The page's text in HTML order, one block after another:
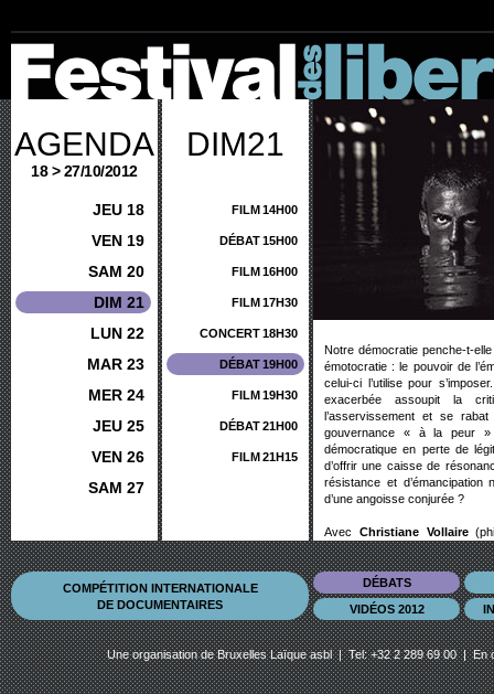
AGENDA
18 > 27/10/2012
JEU 18
VEN 19
SAM 20
DIM 21
LUN 22
MAR 23
MER 24
JEU 25
VEN 26
SAM 27
DIM21
FILM14H00
DÉBAT15H00
FILM16H00
FILM17H30
CONCERT18H30
DÉBAT19H00
FILM19H30
DÉBAT21H00
FILM21H15
Notre démocratie penche-t-
émotocratie : le pouvoir de
celui-ci l’utilise pour
exacerbée assoupit la
l’asservissement et se
gouvernance « à la peur
démocratique en perte de
d’offrir une caisse de
résistance et d’émancipation
d’une angoisse conjurée ?
Avec Christiane Vollaire
Chimères, Lignes,
professeur de droit judiciaire
professeur à la section
Modération :Benoît Feyt
COMPÉTITION INTERNATIONALE
DE DOCUMENTAIRES
DÉBATS
VIDÉOS 2012
Une organisation deBruxelles Laïque asbl| Tel: +32 2 289 69 00 | En